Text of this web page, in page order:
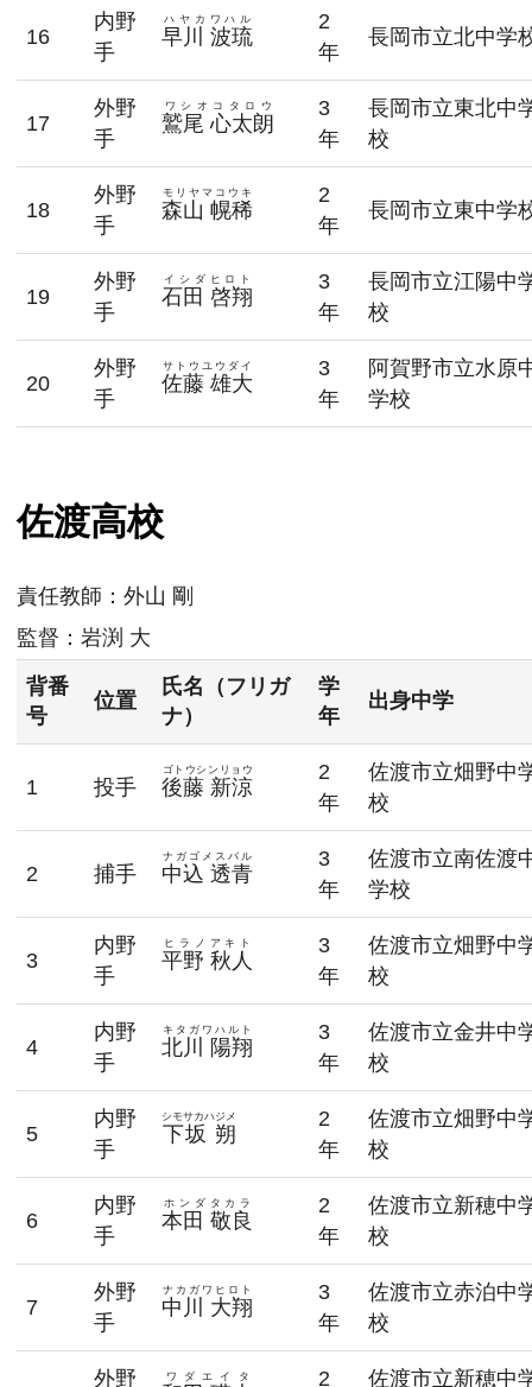
16
内野
手
早川 波琉
ハヤカワハル
2
年
長岡市立北中学
17
外野
手
鷲尾 心太朗
ワシオコタロウ
3
年
長岡市立東北中
校
18
外野
手
森山 幌稀
モリヤマコウキ
2
年
長岡市立東中学
19
外野
手
石田 啓翔
イシダヒロト
3
年
長岡市立江陽中
校
20
外野
手
佐藤 雄大
サトウユウダイ
3
年
阿賀野市立水原
学校
佐渡高校
責任教師：外山 剛
監督：岩渕 大
背番
号
位置
氏名（フリガ
ナ）
学
年
出身中学
1 投手 後藤 新涼
ゴトウシンリョウ
2
年
佐渡市立畑野中
校
2 捕手 中込 透青
ナガゴメスバル
3
年
佐渡市立南佐渡
学校
3
内野
手
平野 秋人
ヒラノアキト
3
年
佐渡市立畑野中
校
4
内野
手
北川 陽翔
キタガワハルト
3
年
佐渡市立金井中
校
5
内野
手
下坂 朔
シモサカハジメ
2
年
佐渡市立畑野中
校
6
内野
手
本田 敬良
ホンダタカラ
2
年
佐渡市立新穂中
校
7
外野
手
中川 大翔
ナカガワヒロト
3
年
佐渡市立赤泊中
校
外野 ワダエイタ 2 佐渡市立新穂中